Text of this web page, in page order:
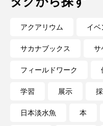
幼魚水族館 広島
微生物 採集
文学 料理
旅行 日本固有種
アクアリウム イベ
サカナブックス サ
フィールドワーク
学習 展示
日本淡水魚 本